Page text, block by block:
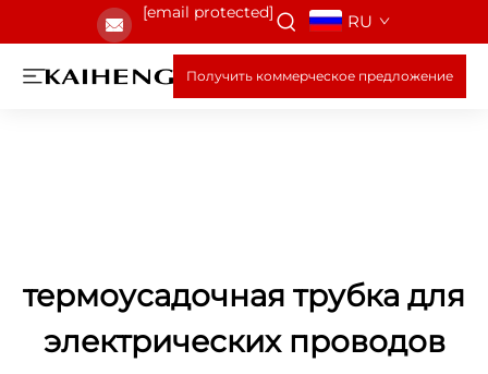
[email protected] RU
Получить коммерческое предложение
термоусадочная трубка для
электрических проводов